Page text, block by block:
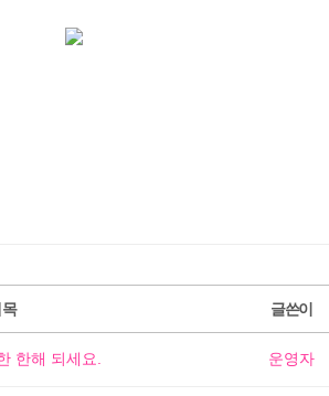
글쓴이
한해 되세요. 운영자